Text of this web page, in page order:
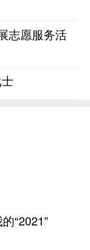
志愿服务活
“2021”